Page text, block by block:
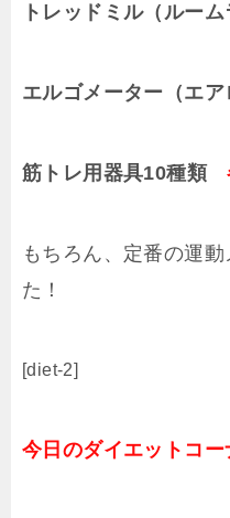
トレッドミル（ルー
エルゴメーター（エ
筋トレ用器具10種類
もちろん、定番の運
た！
[diet-2]
今日のダイエットコー